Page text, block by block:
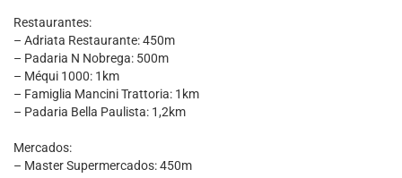
Restaurantes:
– Adriata Restaurante: 450m
– Padaria N Nobrega: 500m
– Méqui 1000: 1km
– Famiglia Mancini Trattoria: 1km
– Padaria Bella Paulista: 1,2km
Mercados:
– Master Supermercados: 450m